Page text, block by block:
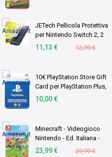
JETech Pellicola Protettiva
per Nintendo Switch 2, 2
Pezzi
11,13 € 12,99 €
10€ PlayStation Store Gift
Card per PlayStation Plus,
Account italiano [Codice per
10,00 €
Minecraft - Videogioco
Nintendo - Ed. Italiana -
Versione su scheda
23,99 € 29,99 €